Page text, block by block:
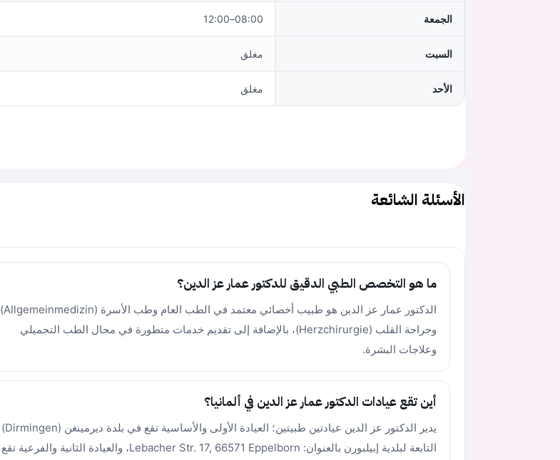
الجمعة 08:00–12:00
السبت مغلق
الأحد مغلق
الأسئلة الشائعة
ما هو التخصص الطبي الدقيق للدكتور عمار عز الدين؟
الدكتور عمار عز الدين هو طبيب أخصائي معتمد في الطب العام وطب الأسرة (Allgemeinmedizin)
وجراحة القلب (Herzchirurgie)، بالإضافة إلى تقديم خدمات متطورة في مجال الطب التجميلي
وعلاجات البشرة.
أين تقع عيادات الدكتور عمار عز الدين في ألمانيا؟
يدير الدكتور عز الدين عيادتين طبيتين؛ العيادة الأولى والأساسية تقع في بلدة ديرمينغن (Dirmingen)
التابعة لبلدية إبيلبورن بالعنوان: Lebacher Str. 17, 66571 Eppelborn، والعيادة الثانية والفرعية تقع